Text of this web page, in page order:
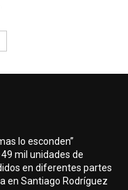
lo esconden”
mil unidades de
en diferentes partes
en Santiago Rodríguez